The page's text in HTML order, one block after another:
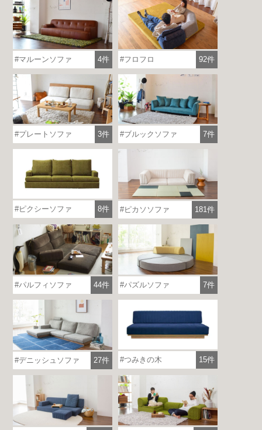
マルーンソファ 4件 フロフロ 92件
プレートソファ 3件 ブルックソファ 7件
ピクシーソファ 8件 ピカソソファ 181件
パルフィソファ 44件 パズルソファ 7件
デニッシュソファ 27件 つみきの木 15件